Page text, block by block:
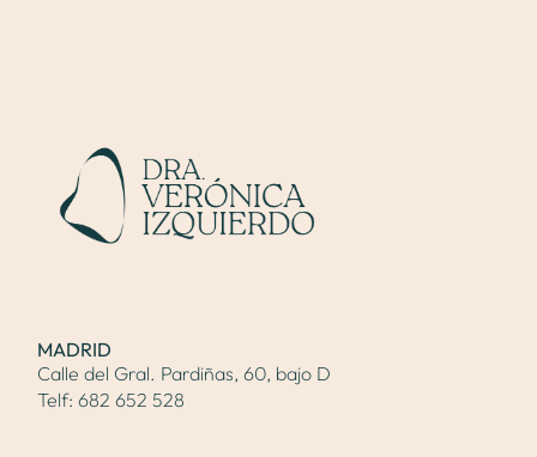
MADRID
Calle del Gral. Pardiñas, 60, bajo D
Telf:682 652 528